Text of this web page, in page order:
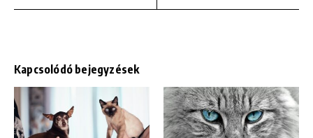
Kapcsolódó bejegyzések